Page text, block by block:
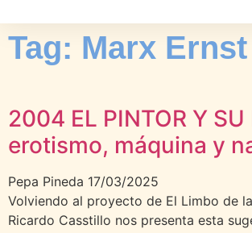
Tag: Marx Ernst
2004 EL PINTOR Y SU
erotismo, máquina y
Pepa Pineda 17/03/2025
Volviendo al proyecto de El Limbo de
Ricardo Casstillo nos presenta esta